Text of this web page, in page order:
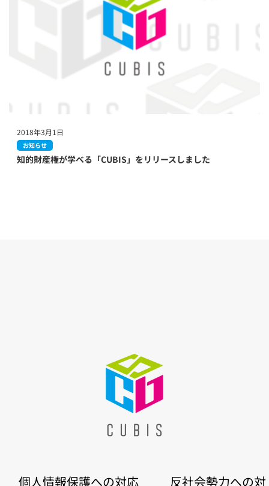
2018年3月1日
お知らせ
知的財産権が学べる「CUBIS」をリリースしました
個人情報保護への対応 反社会勢力への対